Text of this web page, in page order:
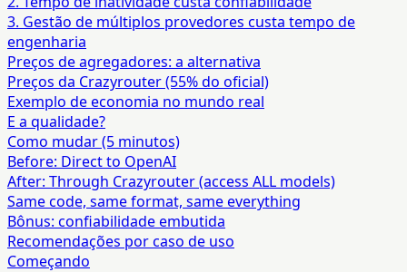
3. Gestão de múltiplos provedores custa tempo de
engenharia
Preços de agregadores: a alternativa
Preços da Crazyrouter (55% do oficial)
Exemplo de economia no mundo real
E a qualidade?
Como mudar (5 minutos)
Before: Direct to OpenAI
After: Through Crazyrouter (access ALL models)
Same code, same format, same everything
Bônus: confiabilidade embutida
Recomendações por caso de uso
Começando